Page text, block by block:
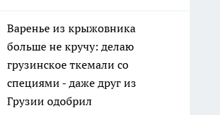
Варенье из крыжовника
больше не кручу: делаю
грузинское ткемали со
специями - даже друг из
Грузии одобрил